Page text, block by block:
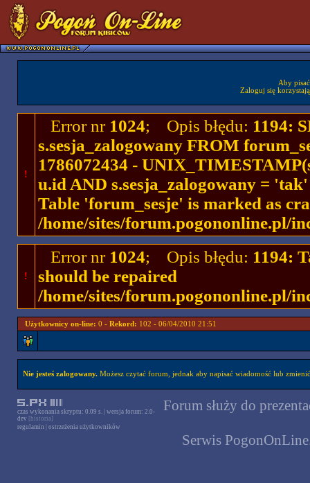
Aby
Zaloguj się
!
Error nr 1024; Opis błędu: 1194:
s.sesja_zalogowany FROM
1786072434 -
u.id AND s.sesja_zalogowany =
Table 'forum_sesje' is marked as
/home/sites/forum.pogononline.pl/
!
Error nr 1024; Opis błędu: 1194:
should be repaired
/home/sites/forum.pogononline.pl/
Użytkownicy on-line: 0 - Rekord: 102 - 06/04/2010 21:51
Nie jesteś zalogowany.Możesz czytać forum, jednak aby napisać wiadomość lub
czas wykonania skryptu: 0.09 s. | wersja forum: 2.0-
dev [historia]
regulamin
ostrzeżenia użytkowników
Forum służy do
Serwis